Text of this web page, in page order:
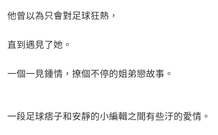
他曾以為只會對足球狂熱，
直到遇見了她。
一個一見鍾情，撩個不停的姐弟戀故事。
一段足球痞子和安靜的小編輯之間有些汙的愛情。